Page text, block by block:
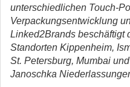
unterschiedlichen Touch-
Verpackungsentwicklung
Linked2Brands beschäftigt
Standorten Kippenheim,
St. Petersburg, Mumbai
Janoschka